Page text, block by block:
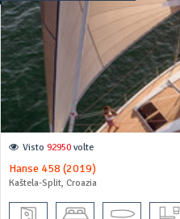
Visto 92950 volte
Hanse 458 (2019)
Kaštela-Split, Croazia